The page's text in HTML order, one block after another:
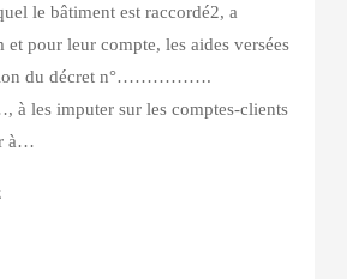
le bâtiment est raccordé2, a
et pour leur compte, les aides versées
du décret n°…………….
imputer sur les comptes-clients
à…